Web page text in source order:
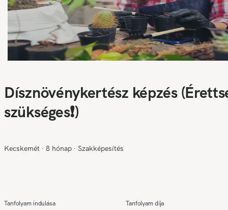
Dísznövénykertész képzés
szükséges❗)
Kecskemét ∙ 8 hónap ∙ Szakképesítés
Tanfolyam indulása Tanfolyam díja